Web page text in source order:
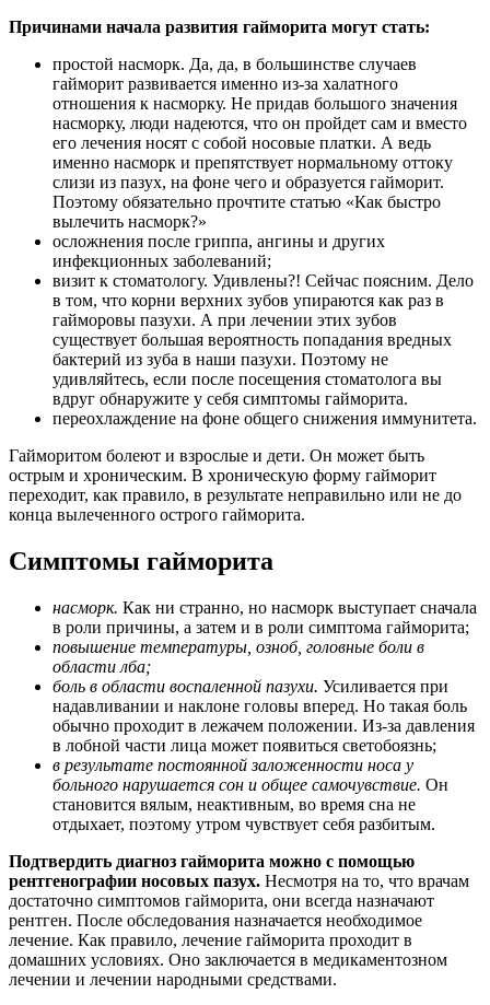
Причинами начала развития гайморита могут стать:
простой насморк. Да, да, в большинстве случаев
гайморит развивается именно из-за халатного
отношения к насморку. Не придав большого значения
насморку, люди надеются, что он пройдет сам и вместо
его лечения носят с собой носовые платки. А ведь
именно насморк и препятствует нормальному оттоку
слизи из пазух, на фоне чего и образуется гайморит.
Поэтому обязательно прочтите статью «Как быстро
вылечить насморк?»
осложнения после гриппа, ангины и других
инфекционных заболеваний;
визит к стоматологу. Удивлены?! Сейчас поясним. Дело
в том, что корни верхних зубов упираются как раз в
гайморовы пазухи. А при лечении этих зубов
существует большая вероятность попадания вредных
бактерий из зуба в наши пазухи. Поэтому не
удивляйтесь, если после посещения стоматолога вы
вдруг обнаружите у себя симптомы гайморита.
переохлаждение на фоне общего снижения иммунитета.
Гайморитом болеют и взрослые и дети. Он может быть
острым и хроническим. В хроническую форму гайморит
переходит, как правило, в результате неправильно или не до
конца вылеченного острого гайморита.
Симптомы гайморита
насморк. Как ни странно, но насморк выступает сначала
в роли причины, а затем и в роли симптома гайморита;
повышение температуры, озноб, головные боли в
области лба;
боль в области воспаленной пазухи. Усиливается при
надавливании и наклоне головы вперед. Но такая боль
обычно проходит в лежачем положении. Из-за давления
в лобной части лица может появиться светобоязнь;
в результате постоянной заложенности носа у
больного нарушается сон и общее самочувствие. Он
становится вялым, неактивным, во время сна не
отдыхает, поэтому утром чувствует себя разбитым.
Подтвердить диагноз гайморита можно с помощью
рентгенографии носовых пазух. Несмотря на то, что врачам
достаточно симптомов гайморита, они всегда назначают
рентген. После обследования назначается необходимое
лечение. Как правило, лечение гайморита проходит в
домашних условиях. Оно заключается в медикаментозном
лечении и лечении народными средствами.